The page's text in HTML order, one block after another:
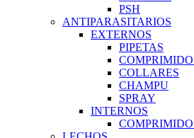
PSH
ANTIPARASITARIOS
EXTERNOS
PIPETAS
COLLARES
CHAMPU
SPRAY
INTERNOS